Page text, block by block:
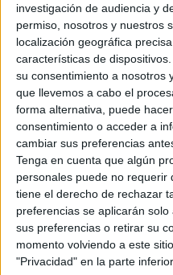
investigación de audiencia y
permiso, nosotros y nuestros
localización geográfica
características de
su consentimiento a nosotros
que llevemos a cabo el
forma alternativa, puede
consentimiento o acceder a
cambiar sus preferencias
Tenga en cuenta que algún
personales puede no requerir
tiene el derecho de rechazar
preferencias se aplicarán
sus preferencias o retirar su
momento volviendo a este
"Privacidad" en la parte
2 comentarios leer más
Máster
Diseño
Impartido en:
Online
Profesionalízate en diseño
adaptada al mundo laboral.
reto creativo digital
Gráfico Digital de UNIR es el
ofrece una formación
Peso:
3
Duración: